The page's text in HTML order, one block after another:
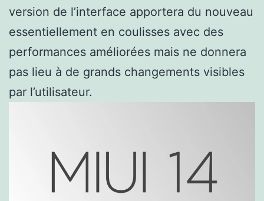
version de l’interface apportera du nouveau
essentiellement en coulisses avec des
performances améliorées mais ne donnera
pas lieu à de grands changements visibles
par l’utilisateur.